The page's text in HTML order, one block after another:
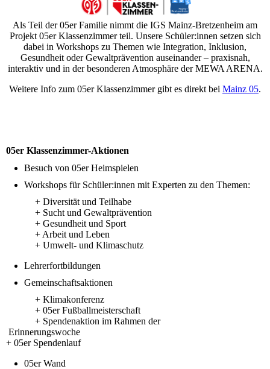
Als Teil der 05er Familie nimmt die IGS Mainz-Bretzenheim am
Projekt 05er Klassenzimmer teil. Unsere Schüler:innen setzen sich
dabei in Workshops zu Themen wie Integration, Inklusion,
Gesundheit oder Gewaltprävention auseinander – praxisnah,
interaktiv und in der besonderen Atmosphäre der MEWA ARENA.
Weitere Info zum 05er Klassenzimmer gibt es direkt bei Mainz 05.
05er Klassenzimmer-Aktionen
Besuch von 05er Heimspielen
Workshops für Schüler:innen mit Experten zu den Themen:
+ Diversität und Teilhabe
+ Sucht und Gewaltprävention
+ Gesundheit und Sport
+ Arbeit und Leben
+ Umwelt- und Klimaschutz
Lehrerfortbildungen
Gemeinschaftsaktionen
+ Klimakonferenz
+ 05er Fußballmeisterschaft
+ Spendenaktion im Rahmen der
Erinnerungswoche
+ 05er Spendenlauf
05er Wand